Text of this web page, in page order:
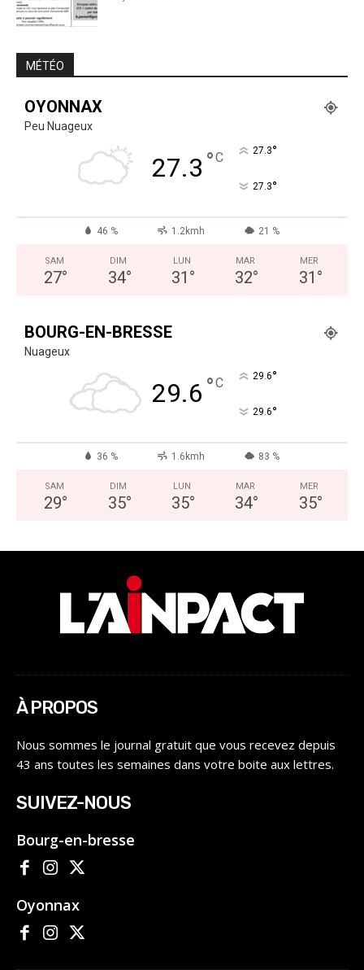
MÉTÉO
OYONNAX
Peu Nuageux
27.3 °C 27.3°
27.3°
46 % 1.2kmh 21 %
SAM
27°
DIM
34°
LUN
31 °
MAR
32°
MER
31 °
BOURG-EN-BRESSE
Nuageux
29.6 °C 29.6°
29.6°
36 % 1.6kmh 83 %
SAM
29°
DIM
35°
LUN
35°
MAR
34°
MER
35°
À PROPOS
Nous sommes le journal gratuit que vous recevez depuis
43 ans toutes les semaines dans votre boite aux lettres.
SUIVEZ-NOUS
Bourg-en-bresse
Oyonnax